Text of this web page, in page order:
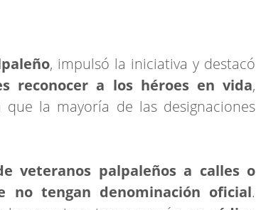
, impulsó la iniciativa y destacó
reconocer a los héroes en vida,
la mayoría de las designaciones
veteranos palpaleños a calles o
no tengan denominación oficial.